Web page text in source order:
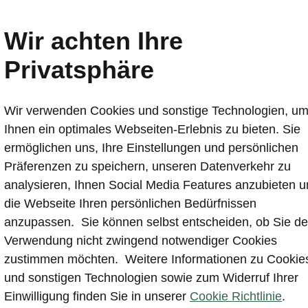
beste Reparatur für
Servicespezialisten sind für Sie natürlich der
geht.
Wir achten Ihre
Privatsphäre
Wir verwenden Cookies und sonstige Technologien, um
Ihnen ein optimales Webseiten-Erlebnis zu bieten. Sie
ermöglichen uns, Ihre Einstellungen und persönlichen
Präferenzen zu speichern, unseren Datenverkehr zu
analysieren, Ihnen Social Media Features anzubieten
die Webseite Ihren persönlichen Bedürfnissen
anzupassen. Sie können selbst entscheiden, ob Sie
Verwendung nicht zwingend notwendiger Cookies
zustimmen möchten. Weitere Informationen zu
und sonstigen Technologien sowie zum Widerruf Ihrer
Einwilligung finden Sie in unserer Cookie Richtlinie.